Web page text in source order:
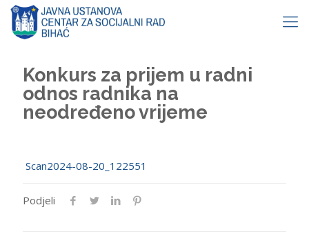
Konkurs za prijem u radni
odnos radnika na
neodređeno vrijeme
Scan2024-08-20_122551
Podjeli